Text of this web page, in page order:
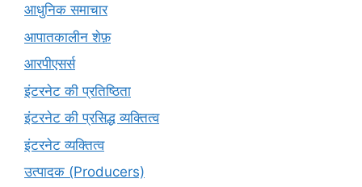
आधुनिक समाचार
आपातकालीन शेफ़
आरपीएसर्स
इंटरनेट की प्रतिष्ठिता
इंटरनेट की प्रसिद्ध व्यक्तित्व
इंटरनेट व्यक्तित्व
उत्पादक (Producers)